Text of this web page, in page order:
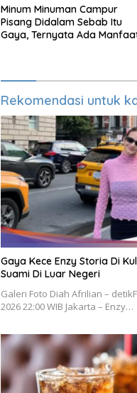
Minum Minuman Campur
Pisang Didalam Sebab Itu
Gaya, Ternyata Ada
Rekomendasi untuk
Gaya Kece Enzy Storia Di
Suami Di Luar Negeri
Galeri Foto Diah Afrilian –
2026 22:00 WIB Jakarta – Enzy…